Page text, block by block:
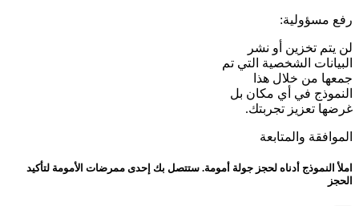
رفع مسؤولية:
لن يتم تخزين أو نشر
البيانات الشخصية التي تم
جمعها من خلال هذا
النموذج في أي مكان بل
غرضها تعزيز تجربتك.
الموافقة والمتابعة
املأ النموذج أدناه لحجز جولة أمومة. ستتصل بك إحدى ممرضات الأمومة لتأكيد
الحجز